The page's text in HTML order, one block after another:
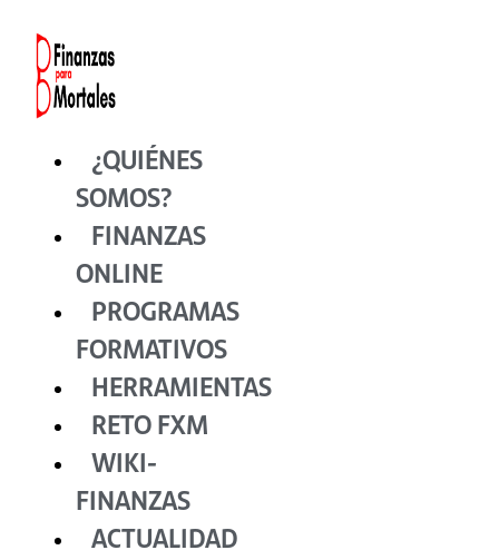
contenido
¿QUIÉNES
SOMOS?
FINANZAS
ONLINE
PROGRAMAS
FORMATIVOS
HERRAMIENTAS
RETO FXM
WIKI-
FINANZAS
ACTUALIDAD